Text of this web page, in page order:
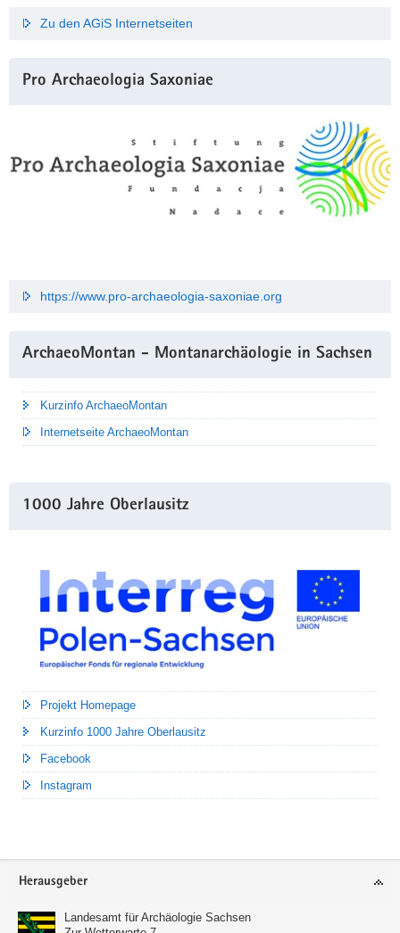
Zu den AGiS Internetseiten
Pro Archaeologia Saxoniae
https://www.pro-archaeologia-saxoniae.org
ArchaeoMontan - Montanarchäologie in Sachsen
Kurzinfo ArchaeoMontan
Internetseite ArchaeoMontan
1000 Jahre Oberlausitz
Projekt Homepage
Kurzinfo 1000 Jahre Oberlausitz
Facebook
Instagram
Footer-
Herausgeber
Landesamt für Archäologie Sachsen